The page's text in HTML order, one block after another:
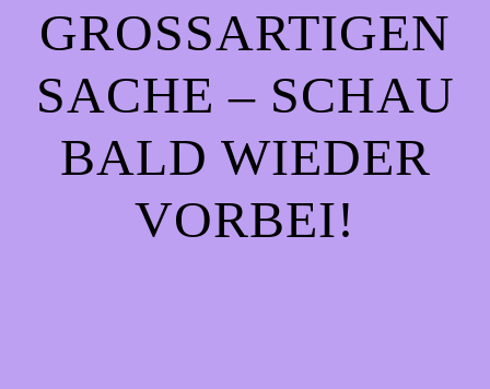
GROSSARTIGEN S
ACHE – SCHAU B
ALD WIEDER V
ORBEI!